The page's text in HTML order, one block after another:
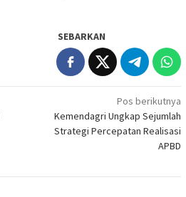
SEBARKAN
Pos berikutnya
Kemendagri Ungkap Sejumlah
Strategi Percepatan Realisasi
APBD